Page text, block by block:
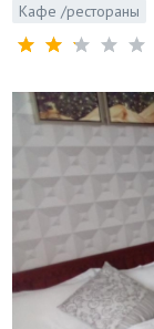
Кафе /рестораны